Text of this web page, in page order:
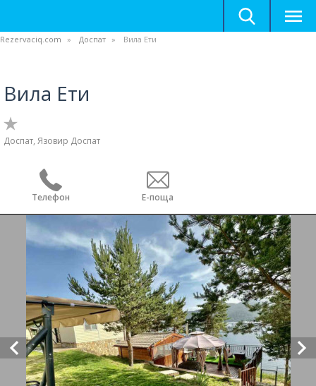
Rezervaciq.com Доспат Вила Ети
Вила Ети
Доспат, Язовир Доспат
Телефон Е-поща